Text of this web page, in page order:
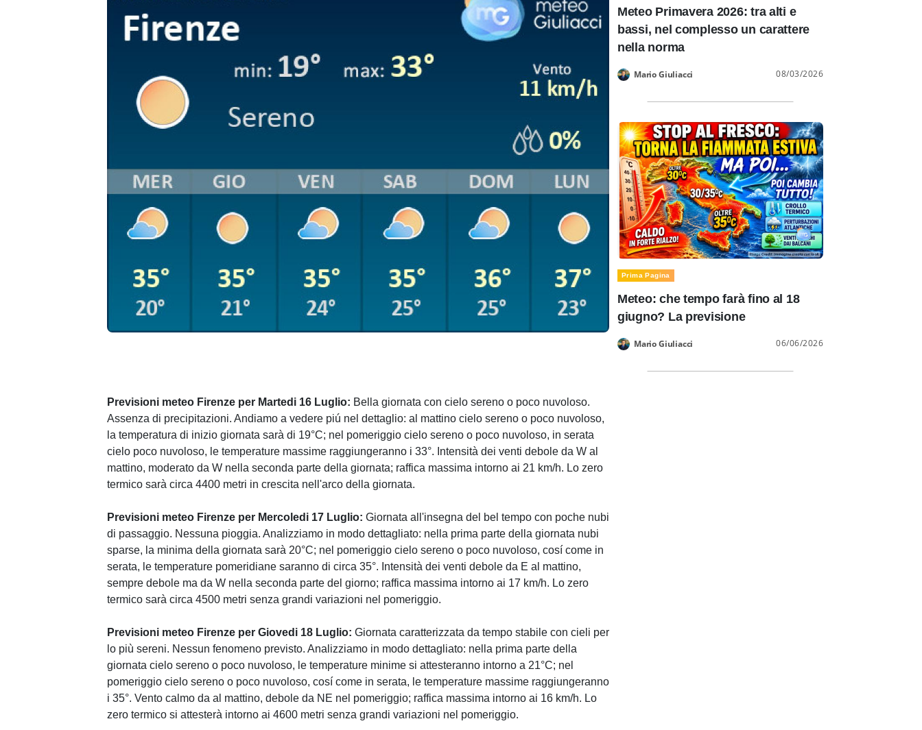
Previsioni meteo Firenze per Martedi 16 Luglio: Bella giornata con cielo sereno o poco nuvoloso.
Assenza di precipitazioni. Andiamo a vedere piú nel dettaglio: al mattino cielo sereno o poco nuvoloso,
la temperatura di inizio giornata sarà di 19°C; nel pomeriggio cielo sereno o poco nuvoloso, in serata
cielo poco nuvoloso, le temperature massime raggiungeranno i 33°. Intensità dei venti debole da W al
mattino, moderato da W nella seconda parte della giornata; raffica massima intorno ai 21 km/h. Lo zero
termico sarà circa 4400 metri in crescita nell'arco della giornata.
Previsioni meteo Firenze per Mercoledi 17 Luglio: Giornata all'insegna del bel tempo con poche nubi
di passaggio. Nessuna pioggia. Analizziamo in modo dettagliato: nella prima parte della giornata nubi
sparse, la minima della giornata sarà 20°C; nel pomeriggio cielo sereno o poco nuvoloso, cosí come in
serata, le temperature pomeridiane saranno di circa 35°. Intensità dei venti debole da E al mattino,
sempre debole ma da W nella seconda parte del giorno; raffica massima intorno ai 17 km/h. Lo zero
termico sarà circa 4500 metri senza grandi variazioni nel pomeriggio.
Previsioni meteo Firenze per Giovedi 18 Luglio: Giornata caratterizzata da tempo stabile con cieli per
lo più sereni. Nessun fenomeno previsto. Analizziamo in modo dettagliato: nella prima parte della
giornata cielo sereno o poco nuvoloso, le temperature minime si attesteranno intorno a 21°C; nel
pomeriggio cielo sereno o poco nuvoloso, cosí come in serata, le temperature massime raggiungeranno
i 35°. Vento calmo da al mattino, debole da NE nel pomeriggio; raffica massima intorno ai 16 km/h. Lo
zero termico si attesterà intorno ai 4600 metri senza grandi variazioni nel pomeriggio.
Meteo Primavera 2026: tra alti e
bassi, nel complesso un carattere
nella norma
Mario Giuliacci 08/03/2026
Prima Pagina
Meteo: che tempo farà fino al 18
giugno? La previsione
Mario Giuliacci 06/06/2026